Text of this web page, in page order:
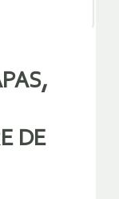
DE